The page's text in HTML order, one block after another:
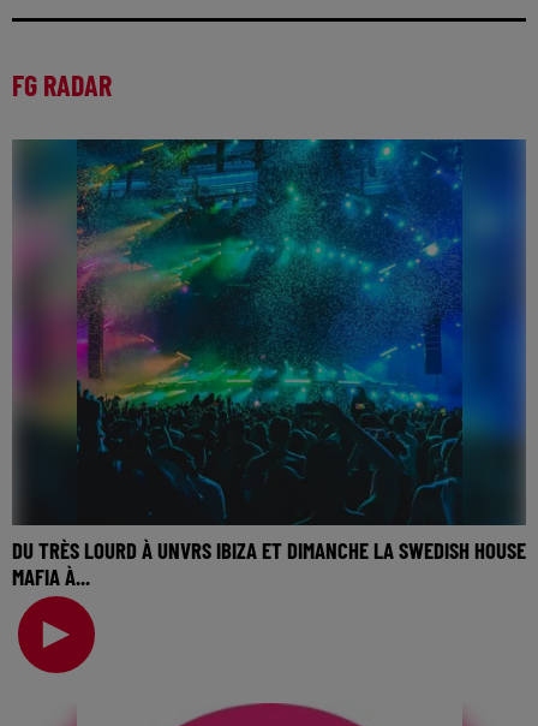
FG RADAR
DU TRÈS LOURD À UNVRS IBIZA ET DIMANCHE LA SWEDISH HOUSE
MAFIA À...
🎧 Ecoutez Radio FG sur http://www.radiofg.com 📱 et sur
l’Application FG (IOS https://urlz.fr/hhZx